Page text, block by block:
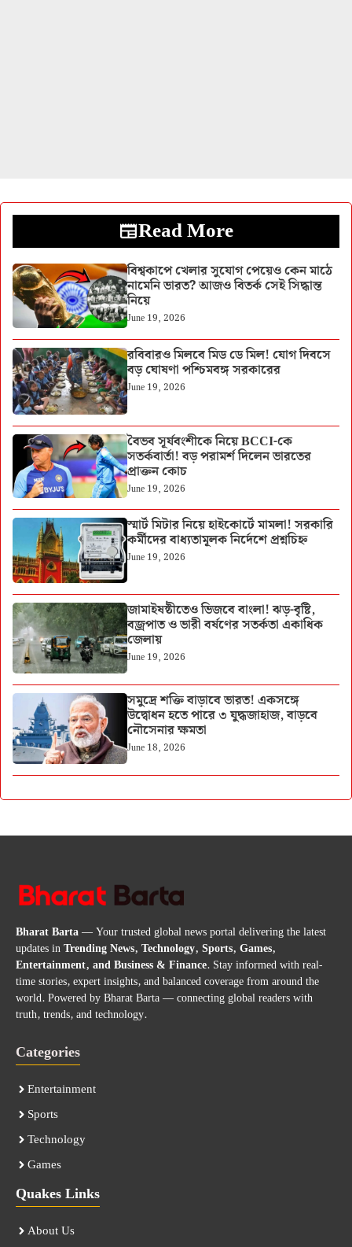
Read More
বিশ্বকাপে খেলার সুযোগ পেয়েও কেন মাঠে
নামেনি ভারত? আজও বিতর্ক সেই সিদ্ধান্ত
নিয়ে
June 19, 2026
রবিবারও মিলবে মিড ডে মিল! যোগ দিবসে
বড় ঘোষণা পশ্চিমবঙ্গ সরকারের
June 19, 2026
বৈভব সূর্যবংশীকে নিয়ে BCCI-কে
সতর্কবার্তা! বড় পরামর্শ দিলেন ভারতের
প্রাক্তন কোচ
June 19, 2026
স্মার্ট মিটার নিয়ে হাইকোর্টে মামলা! সরকারি
কর্মীদের বাধ্যতামূলক নির্দেশে প্রশ্নচিহ্ন
June 19, 2026
জামাইষষ্ঠীতেও ভিজবে বাংলা! ঝড়-বৃষ্টি,
বজ্রপাত ও ভারী বর্ষণের সতর্কতা একাধিক
জেলায়
June 19, 2026
সমুদ্রে শক্তি বাড়াবে ভারত! একসঙ্গে
উদ্বোধন হতে পারে ৩ যুদ্ধজাহাজ, বাড়বে
নৌসেনার ক্ষমতা
June 18, 2026
Bharat Barta— Your trusted global news portal delivering the latest
updates inTrending News, Technology, Sports, Games,
Entertainment, and Business & Finance. Stay informed with real-
time stories, expert insights, and balanced coverage from around the
world. Powered by Bharat Barta — connecting global readers with
truth, trends, and technology.
Categories
Entertainment
Sports
Technology
Games
Quakes Links
About Us